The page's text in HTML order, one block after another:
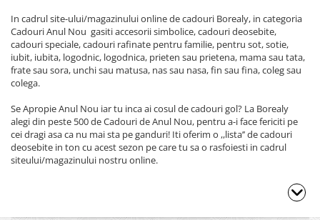
In cadrul site-ului/magazinului online de cadouri Borealy, in categoria
Cadouri Anul Nou gasiti accesorii simbolice, cadouri deosebite,
cadouri speciale, cadouri rafinate pentru familie, pentru sot, sotie,
iubit, iubita, logodnic, logodnica, prieten sau prietena, mama sau tata,
frate sau sora, unchi sau matusa, nas sau nasa, fin sau fina, coleg sau
colega.
Se Apropie Anul Nou iar tu inca ai cosul de cadouri gol? La Borealy
alegi din peste 500 de Cadouri de Anul Nou, pentru a-i face fericiti pe
cei dragi asa ca nu mai sta pe ganduri! Iti oferim o ,,lista’’ de cadouri
deosebite in ton cu acest sezon pe care tu sa o rasfoiesti in cadrul
siteului/magazinului nostru online.